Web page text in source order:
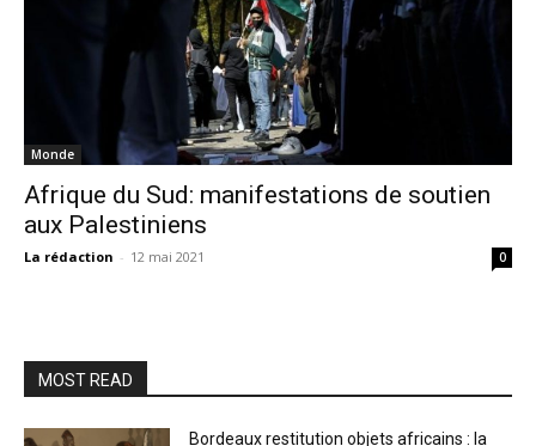
Monde
Afrique du Sud: manifestations de soutien
aux Palestiniens
La rédaction - 12 mai 2021 0
MOST READ
Bordeaux restitution objets africains : la